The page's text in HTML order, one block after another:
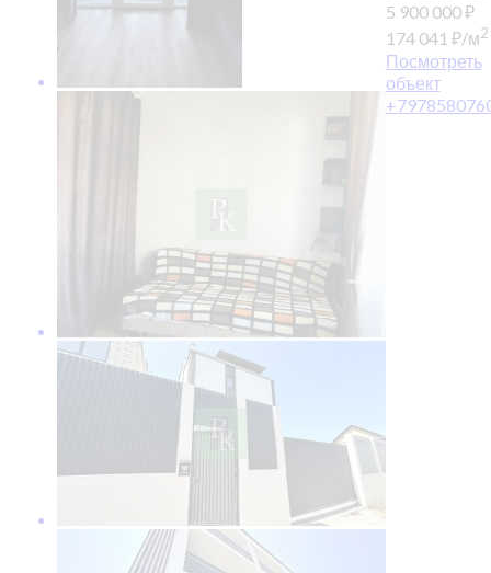
5 900 000₽
174 041 ₽/м2
Посмотреть
объект